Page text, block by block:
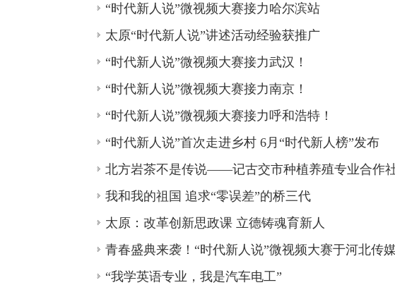
“时代新人说”微视频大赛接力哈尔滨站
太原“时代新人说”讲述活动经验获推广
“时代新人说”微视频大赛接力武汉！
“时代新人说”微视频大赛接力南京！
“时代新人说”微视频大赛接力呼和浩特！
“时代新人说”首次走进乡村 6月“时代新人榜”发布
北方岩茶不是传说——记古交市种植养殖专业合作
我和我的祖国 追求“零误差”的桥三代
太原：改革创新思政课 立德铸魂育新人
青春盛典来袭！“时代新人说”微视频大赛于河北传
“我学英语专业，我是汽车电工”